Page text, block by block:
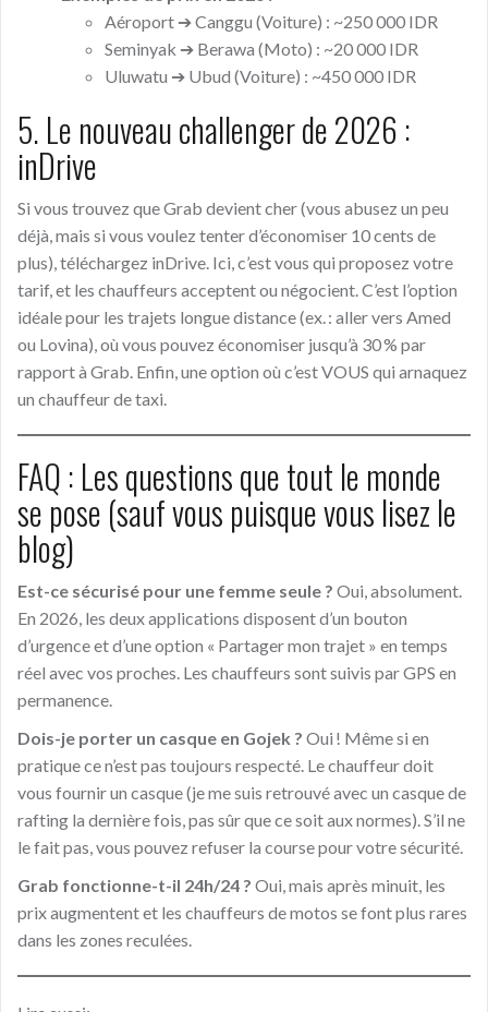
Aéroport ➔ Canggu (Voiture) : ~250 000 IDR
Seminyak ➔ Berawa (Moto) : ~20 000 IDR
Uluwatu ➔ Ubud (Voiture) : ~450 000 IDR
5. Le nouveau challenger de 2026 :
inDrive
Si vous trouvez que Grab devient cher (vous abusez un peu
déjà, mais si vous voulez tenter d’économiser 10 cents de
plus), téléchargez inDrive. Ici, c’est vous qui proposez votre
tarif, et les chauffeurs acceptent ou négocient. C’est l’option
idéale pour les trajets longue distance (ex. : aller vers Amed
ou Lovina), où vous pouvez économiser jusqu’à 30 % par
rapport à Grab. Enfin, une option où c’est VOUS qui arnaquez
un chauffeur de taxi.
FAQ : Les questions que tout le monde
se pose (sauf vous puisque vous lisez le
blog)
Est-ce sécurisé pour une femme seule ? Oui, absolument.
En 2026, les deux applications disposent d’un bouton
d’urgence et d’une option « Partager mon trajet » en temps
réel avec vos proches. Les chauffeurs sont suivis par GPS en
permanence.
Dois-je porter un casque en Gojek ? Oui ! Même si en
pratique ce n’est pas toujours respecté. Le chauffeur doit
vous fournir un casque (je me suis retrouvé avec un casque de
rafting la dernière fois, pas sûr que ce soit aux normes). S’il ne
le fait pas, vous pouvez refuser la course pour votre sécurité.
Grab fonctionne-t-il 24h/24 ? Oui, mais après minuit, les
prix augmentent et les chauffeurs de motos se font plus rares
dans les zones reculées.